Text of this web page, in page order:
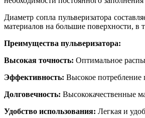
Диаметр сопла пульверизатора
материалов на большие поверхности, в
Преимущества пульверизатора:
Высокая точность: Оптимальное
Эффективность: Высокое потребление
Долговечность: Высококачественные
Удобство использования: Легкая и